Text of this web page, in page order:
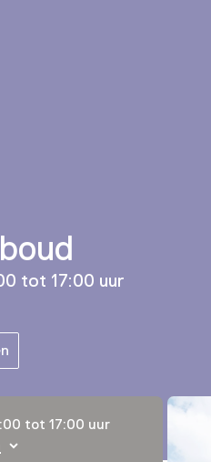
tot 17:00 uur
telefoonnummer
tot 17:00 uur